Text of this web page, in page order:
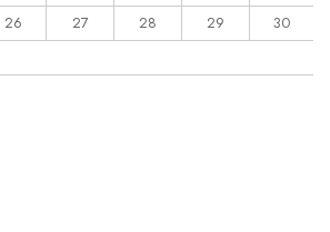
26 27 28 29
30